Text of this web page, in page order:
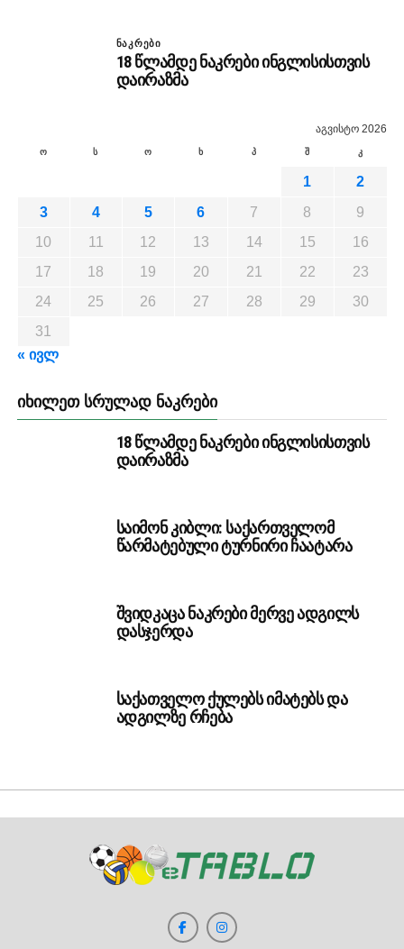
ᲜᲐᲙᲠᲔᲑᲘ
18 წლამდე ნაკრები ინგლისისთვის
დაირაზმა
აგვისტო 2026
ო ს ო ხ პ შ კ
1
2
3
4 5 6 7 8
9
10
11 12 13 14 15
16
17
18 19 20 21 22
23
24
25 26 27 28 29
30
31
« ივლ
ᲘᲮᲘᲚᲔᲗ ᲡᲠᲣᲚᲐᲓ ᲜᲐᲙᲠᲔᲑᲘ
18 წლამდე ნაკრები ინგლისისთვის
დაირაზმა
საიმონ კიბლი: საქართველომ
წარმატებული ტურნირი ჩაატარა
შვიდკაცა ნაკრები მერვე ადგილს
დასჯერდა
საქათველო ქულებს იმატებს და
ადგილზე რჩება